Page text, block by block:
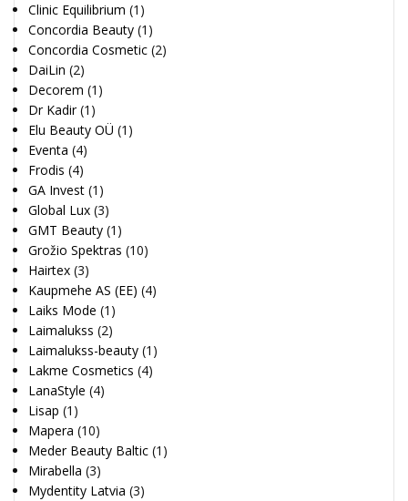
Clinic Equilibrium (1)
Concordia Beauty (1)
Concordia Cosmetic (2)
DaiLin (2)
Decorem (1)
Dr Kadir (1)
Elu Beauty OÜ (1)
Eventa (4)
Frodis (4)
GA Invest (1)
Global Lux (3)
GMT Beauty (1)
Grožio Spektras (10)
Hairtex (3)
Kaupmehe AS (EE) (4)
Laiks Mode (1)
Laimalukss (2)
Laimalukss-beauty (1)
Lakme Cosmetics (4)
LanaStyle (4)
Lisap (1)
Mapera (10)
Meder Beauty Baltic (1)
Mirabella (3)
Mydentity Latvia (3)